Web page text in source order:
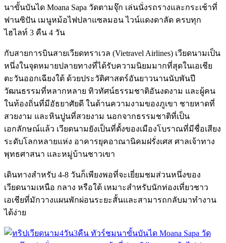
นาขั้นบันได Moana Sapa วัดตามจุ๊ก เล่นนั่งรถรางและกระเช้าที่
ฟานซิปัน เมนูหม้อไฟปลาแซลมอน ไวน์แดงดาลัด ครบทุก
ไฮไลท์ 3 คืน 4 วัน
กับสายการบินสายเวียดทราเวล (Vietravel Airlines) เวียดนามเป็น
หนึ่งในจุดหมายปลายทางที่ได้รับความนิยมมากที่สุดในเอเชีย
ตะวันออกเฉียงใต้ ด้วยประวัติศาสตร์อันยาวนานนับพันปี
วัฒนธรรมที่หลากหลาย ทิวทัศน์ธรรมชาติอันงดงาม และผู้คน
ในท้องถิ่นที่มีอัธยาศัยดี ในด้านความงามของภูเขา ชายหาดที่
สวยงาม และหินปูนที่สวยงาม นอกจากธรรมชาติที่เป็น
เอกลักษณ์แล้ว เวียดนามยังเป็นที่ตั้งของเมืองโบราณที่มีชื่อเสียง
ระดับโลกหลายแห่ง อาคารยุคอาณานิคมฝรั่งเศส ศาลเจ้าทาง
พุทธศาสนา และหมู่บ้านชาวเขา
เดินทางสำหรับ 4-8 วันก็เพียงพอที่จะเยี่ยมชมส่วนหนึ่งของ
เวียดนามเหนือ กลาง หรือใต้ เหมาะสำหรับนักท่องเที่ยวชาว
เอเชียที่มักวางแผนพักผ่อนระยะสั้นและสามารถกลับมาทำงาน
ได้ง่าย